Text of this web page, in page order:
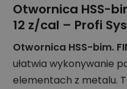
Otwornica HSS-
12 z/cal – Profi
Otwornica HSS-bim.
ułatwia wykonywanie
elementach z metalu.